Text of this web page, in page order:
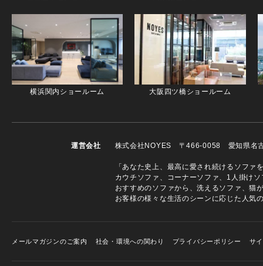
横浜関内ショールーム 大阪四ツ橋ショールーム
運営会社 株式会社NOYES 〒466-0058 愛知県名
「あなた史上、最高に愛され続けるソフ
カウチソファ、コーナーソファ、1人掛け
おすすめのソファから、洗えるソファ、猫
お客様の様々な生活のシーンに応じた人気
メールマガジンのご案内 社会・環境への関わり プライバシーポリシー サ